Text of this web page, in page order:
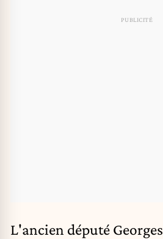
L'ancien député